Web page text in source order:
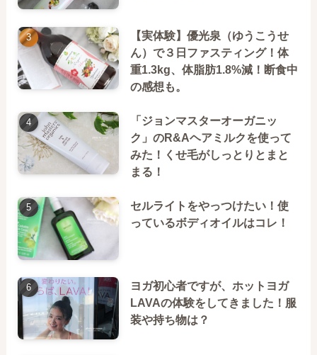
【実体験】優光泉（ゆうこうせ
ん）で３日ファスティング！体
重1.3kg、体脂肪1.8%減！断食中
の感想も。
「ジョンマスターオーガニッ
ク」のR&Aヘアミルクを使って
みた！くせ毛がしっとりとまと
まる！
セルライトをやっつけたい！使
っているボディオイルはコレ！
ヨガ初心者ですが、ホットヨガ
LAVAの体験をしてきました！服
装や持ち物は？